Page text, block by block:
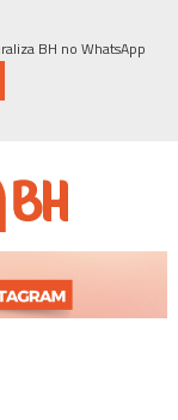
BH no WhatsApp